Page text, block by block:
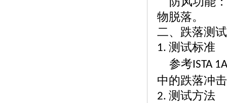
物脱落。
二、跌落测
1. 测试标准
参考ISTA 1A
中的跌落冲
2. 测试方法